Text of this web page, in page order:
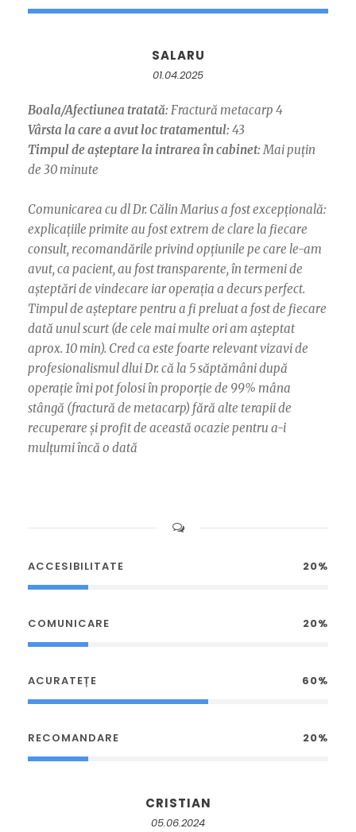
SALARU
01.04.2025
Boala/Afectiunea tratată: Fractură metacarp 4
Vârsta la care a avut loc tratamentul: 43
Timpul de așteptare la intrarea în cabinet:Mai puțin
de 30 minute
Comunicarea cu dl Dr. Călin Marius a fost excepțională:
explicațiile primite au fost extrem de clare la fiecare
consult, recomandările privind opțiunile pe care le-am
avut, ca pacient, au fost transparente, în termeni de
așteptări de vindecare iar operația a decurs perfect.
Timpul de așteptare pentru a fi preluat a fost de fiecare
dată unul scurt (de cele mai multe ori am așteptat
aprox. 10 min). Cred ca este foarte relevant vizavi de
profesionalismul dlui Dr. că la 5 săptămâni după
operație îmi pot folosi în proporție de 99% mâna
stângă (fractură de metacarp) fără alte terapii de
recuperare și profit de această ocazie pentru a-i
mulțumi încă o dată
ACCESIBILITATE 20%
COMUNICARE 20%
ACURATEȚE 60%
RECOMANDARE 20%
CRISTIAN
05.06.2024